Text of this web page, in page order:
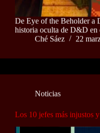
De Eye of the Beholder a
historia oculta de D&D en
Ché Sáez
22
Noticias
Los 10 jefes más injustos